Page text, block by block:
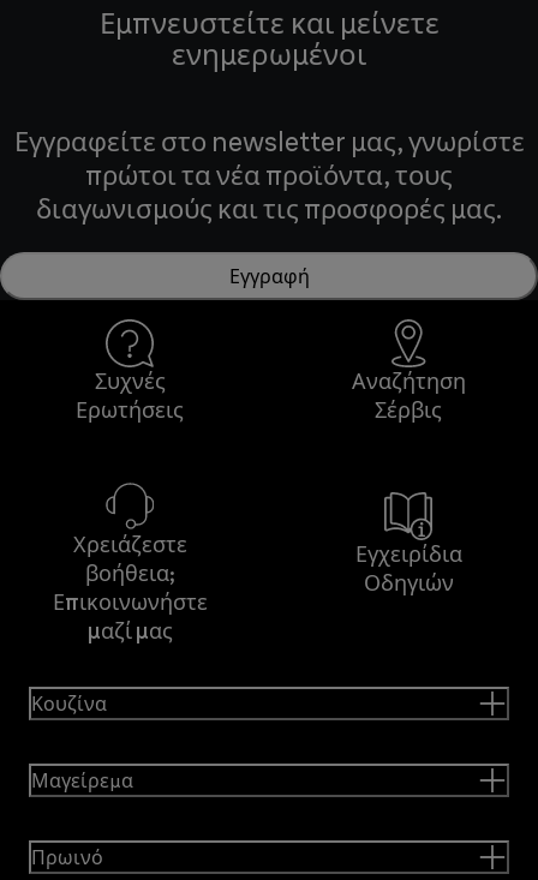
Εμπνευστείτε και μείνετε
ενημερωμένοι
Εγγραφείτε στο newsletter μας, γνωρίστε
πρώτοι τα νέα προϊόντα, τους
διαγωνισμούς και τις προσφορές μας.
Εγγραφή
Συχνές
Ερωτήσεις
Αναζήτηση
Σέρβις
Χρειάζεστε
βοήθεια;
Επικοινωνήστε
μαζί μας
Εγχειρίδια
Οδηγιών
Κουζίνα
Μαγείρεμα
Πρωινό